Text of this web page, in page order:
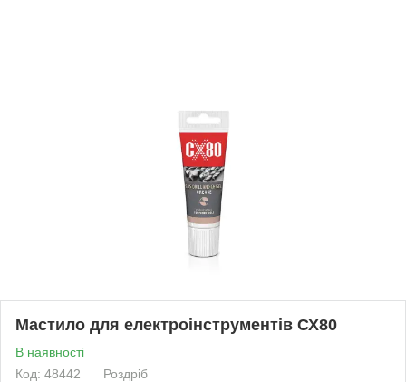
Мастило для електроінструментів СХ80
В наявності
Код: 48442
Роздріб